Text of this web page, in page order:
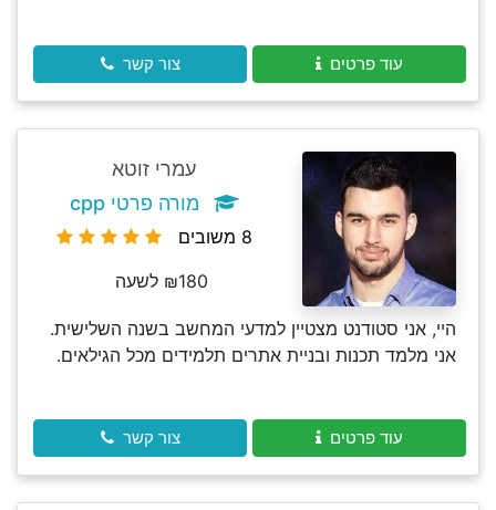
עוד פרטים צור קשר
עמרי זוטא
מורה פרטי cpp
8 משובים
₪180 לשעה
היי, אני סטודנט מצטיין למדעי המחשב בשנה השלישית.
אני מלמד תכנות ובניית אתרים תלמידים מכל הגילאים.
עוד פרטים צור קשר